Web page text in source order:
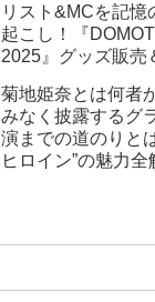
リスト&MCを記憶
起こし！『
2025』グッズ販売
菊地姫奈とは何者
みなく披露するグ
演までの道のりと
ヒロイン”の魅力全